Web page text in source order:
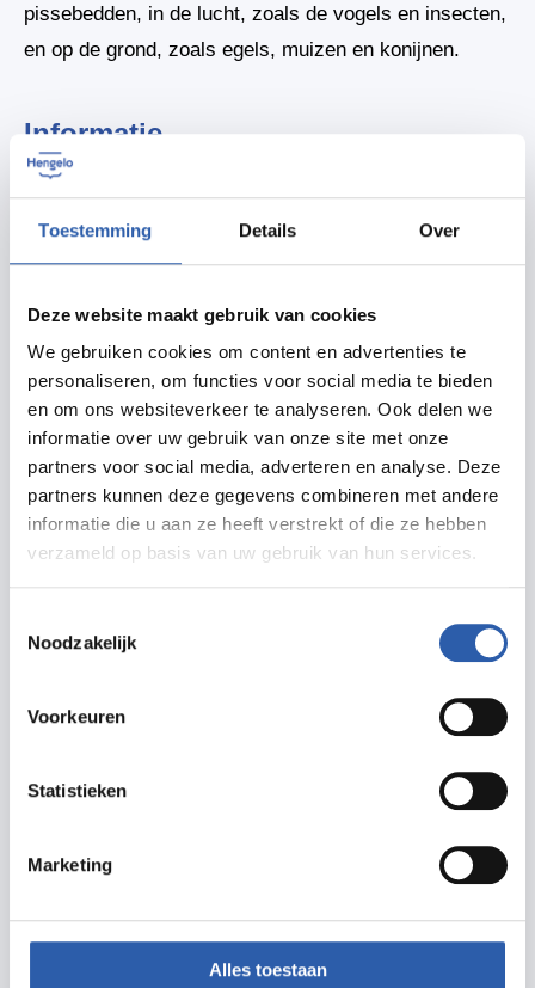
Toestemming Details Over
Deze website maakt gebruik van cookies
We gebruiken cookies om content en advertenties te
personaliseren, om functies voor social media te bieden
en om ons websiteverkeer te analyseren. Ook delen we
informatie over uw gebruik van onze site met onze
partners voor social media, adverteren en analyse. Deze
partners kunnen deze gegevens combineren met andere
informatie die u aan ze heeft verstrekt of die ze hebben
verzameld op basis van uw gebruik van hun services.
Noodzakelijk
Voorkeuren
Statistieken
Marketing
Alles toestaan
pissebedden, in de lucht, zoals de vogels en insecten,
en op de grond, zoals egels, muizen en konijnen.
Informatie
De Heemtuin is geopend op zondagmiddag van 13.00-
16.00 uur, en op dinsdagmorgen 9.00-12.00 en
woensdagavond 19.00-21.00.
Op 29 juni van 14.00 tot 15.00 uur wordt er een
rondleiding georganiseerd onder begeleiding van een
IVN-gids, hierbij wordt er ook aandacht gegeven aan
het maandthema.
Tijdens de Slootjesdag op 15 juni wordt er speciaal
aandacht gegeven aan dieren die in het water leven.
Locatie Van Alphenstraat 15A (tussen de